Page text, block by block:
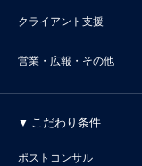
クライアント支援
営業・広報・その他
こだわり条件
ポストコンサル